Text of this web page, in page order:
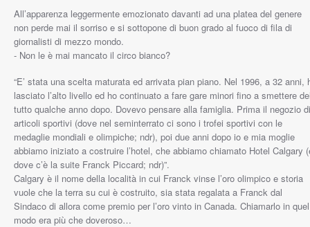
All’apparenza leggermente emozionato davanti ad una platea del genere
non perde mai il sorriso e si sottopone di buon grado al fuoco di fila di
giornalisti di mezzo mondo.
- Non le è mai mancato il circo bianco?
“E’ stata una scelta maturata ed arrivata pian piano. Nel 1996, a 32 anni,
lasciato l’alto livello ed ho continuato a fare gare minori fino a smettere
tutto qualche anno dopo. Dovevo pensare alla famiglia. Prima il negozio di
articoli sportivi (dove nel seminterrato ci sono i trofei sportivi con le
medaglie mondiali e olimpiche; ndr), poi due anni dopo io e mia moglie
abbiamo iniziato a costruire l’hotel, che abbiamo chiamato Hotel Calgary
dove c’è la suite Franck Piccard; ndr)”.
Calgary è il nome della località in cui Franck vinse l’oro olimpico e storia
vuole che la terra su cui è costruito, sia stata regalata a Franck dal
Sindaco di allora come premio per l’oro vinto in Canada. Chiamarlo in quel
modo era più che doveroso…